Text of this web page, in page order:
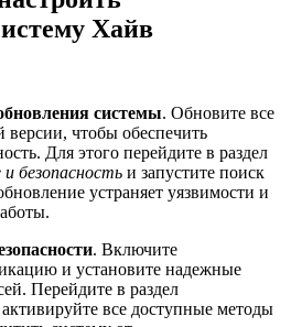
Хайв
системы. Обновите все
чтобы обеспечить
Для этого перейдите в раздел
безопасность и запустите поиск
устраняет уязвимости и
. Включите
и установите надежные
Перейдите в раздел
все доступные методы